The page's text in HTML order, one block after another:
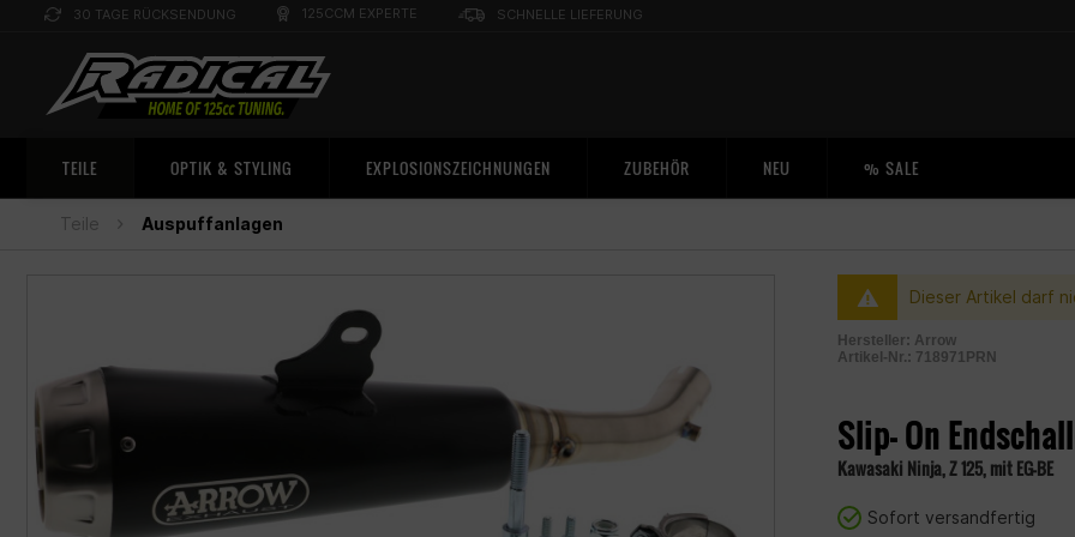
30 TAGE RÜCKSENDUNG 125CCM EXPERTE SCHNELLE LIEFERUNG
TEILE OPTIK & STYLING EXPLOSIONSZEICHNUNGEN ZUBEHÖR NEU % SALE
Teile Auspuffanlagen
Dieser Artikel darf
Hersteller: Arrow
Artikel-Nr.: 718971PRN
Slip- On
Kawasaki Ninja, Z 125, mit EG-BE
Sofort versandfertig